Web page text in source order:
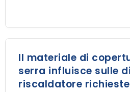
Il materiale di
serra influisce sulle
riscaldatore